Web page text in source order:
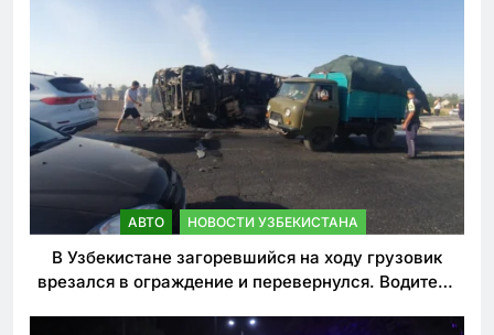
АВТО НОВОСТИ УЗБЕКИСТАНА
В Узбекистане загоревшийся на ходу грузовик
врезался в ограждение и перевернулся. Водитель